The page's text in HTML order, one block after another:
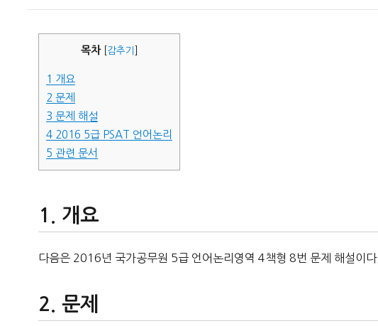
자
목차
감추기
1 개요
2 문제
3 문제 해설
4 2016 5급 PSAT 언어논리
5 관련 문서
개요
다음은 2016년 국가공무원 5급 언어논리영역 4책형 8번 문제 해설이다.
문제